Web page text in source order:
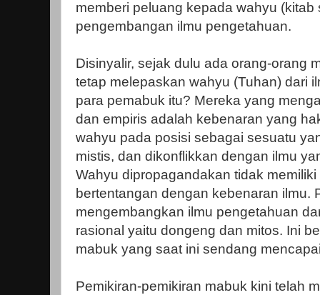
memberi peluang kepada wahyu (kitab
pengembangan ilmu pengetahuan.
Disinyalir, sejak dulu ada orang-orang
tetap melepaskan wahyu (Tuhan) dari
para pemabuk itu? Mereka yang
dan empiris adalah kebenaran yang
wahyu pada posisi sebagai sesuatu
mistis, dan dikonflikkan dengan ilmu
Wahyu dipropagandakan tidak
bertentangan dengan kebenaran ilmu.
mengembangkan ilmu pengetahuan
rasional yaitu dongeng dan mitos. Ini
mabuk yang saat ini sendang
Pemikiran-pemikiran mabuk kini telah